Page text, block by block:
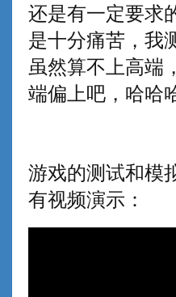
还是有一定要求
是十分痛苦，我
虽然算不上高端
端偏上吧，哈哈
游戏的测试和模
有视频演示：